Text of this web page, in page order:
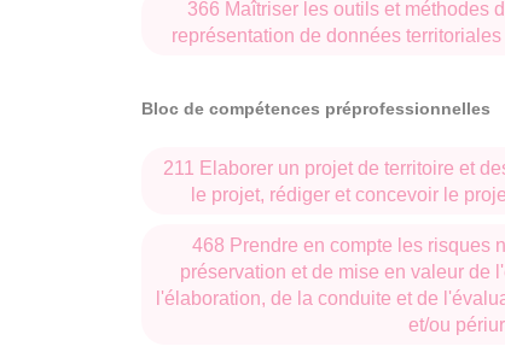
366 Maîtriser les outils et méthodes
représentation de données
Bloc de compétences préprofessionnelles
211 Elaborer un projet de territoire et
le projet, rédiger et concevoir le
468 Prendre en compte les risques
préservation et de mise en valeur de
l'élaboration, de la conduite et de
et/ou